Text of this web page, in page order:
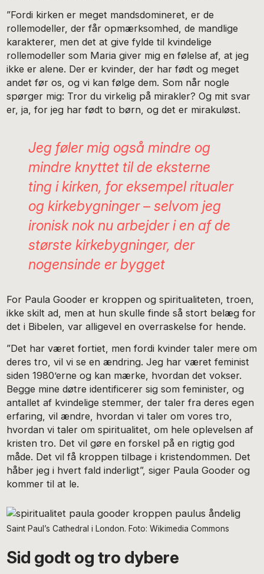
”Fordi kirken er meget mandsdomineret, er de
rollemodeller, der får opmærksomhed, de mandlige
karakterer, men det at give fylde til kvindelige
rollemodeller som Maria giver mig en følelse af, at jeg
ikke er alene. Der er kvinder, der har født og meget
andet før os, og vi kan følge dem. Som når nogle
spørger mig: Tror du virkelig på mirakler? Og mit svar
er, ja, for jeg har født to børn, og det er mirakuløst.
Jeg føler mig også mindre og
mindre knyttet til de eksterne
ting i kirken, for eksempel ritualer
og kirkebygninger – selvom jeg
ironisk nok nu arbejder i en af de
største kirkebygninger, der
nogensinde er bygget
For Paula Gooder er kroppen og spiritualiteten, troen,
ikke skilt ad, men at hun skulle finde så stort belæg for
det i Bibelen, var alligevel en overraskelse for hende.
”Det har været fortiet, men fordi kvinder taler mere om
deres tro, vil vi se en ændring. Jeg har været feminist
siden 1980’erne og kan mærke, hvordan det vokser.
Begge mine døtre identificerer sig som feminister, og
antallet af kvindelige stemmer, der taler fra deres egen
erfaring, vil ændre, hvordan vi taler om vores tro,
hvordan vi taler om spiritualitet, om hele oplevelsen af
kristen tro. Det vil gøre en forskel på en rigtig god
måde. Det vil få kroppen tilbage i kristendommen. Det
håber jeg i hvert fald inderligt”, siger Paula Gooder og
kommer til at le.
Saint Paul’s Cathedral i London. Foto: Wikimedia Commons
Sid godt og tro dybere